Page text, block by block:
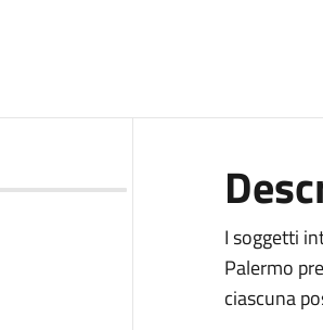
I soggetti
Palermo
ciascuna